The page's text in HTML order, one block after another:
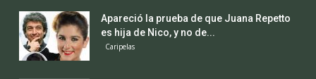
Apareció la prueba de que Juana Repetto
es hija de Nico, y no de...
Caripelas